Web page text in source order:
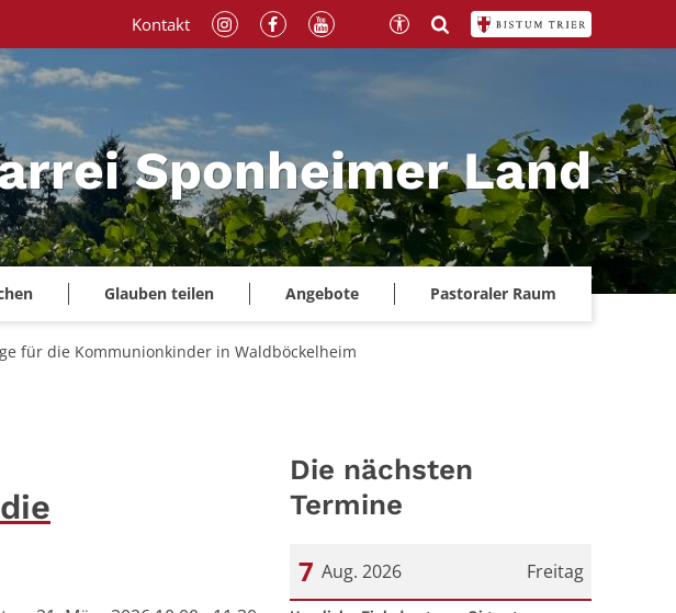
Sponheimer Land
Glauben teilen Angebote Pastoraler Raum
Kontakt
für die Kommunionkinder in Waldböckelheim
Die nächsten
Termine
Freitag
7 Aug. 2026